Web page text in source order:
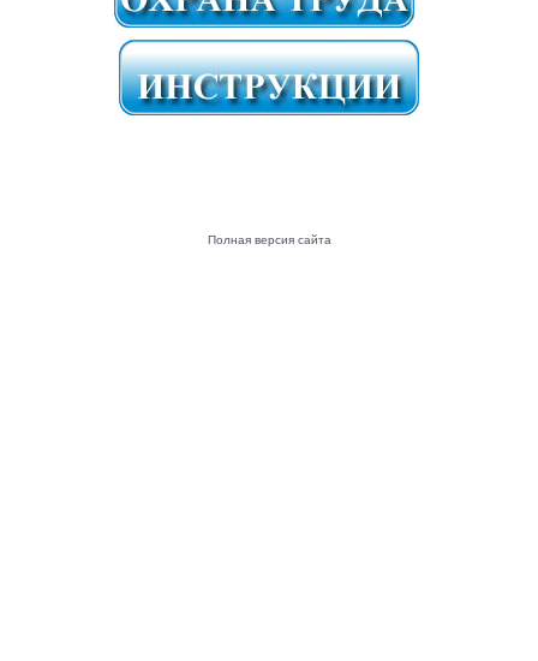
Полная версия сайта